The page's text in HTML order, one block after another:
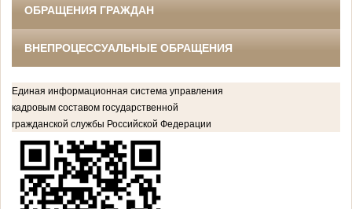
ОБРАЩЕНИЯ ГРАЖДАН
ВНЕПРОЦЕССУАЛЬНЫЕ ОБРАЩЕНИЯ
Единая информационная система управления
кадровым составом государственной
гражданской службы Российской Федерации